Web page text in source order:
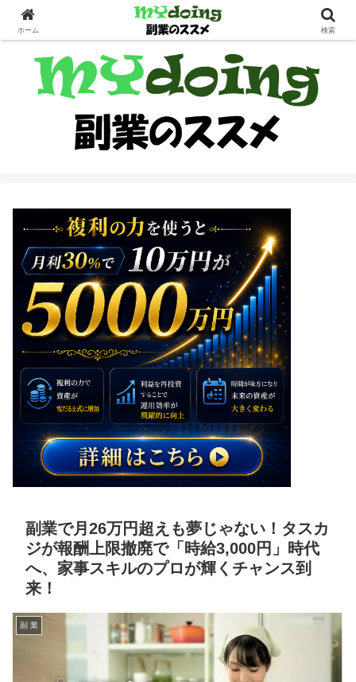
副業界隈
副業で月26万円超えも夢じゃない！タスカ
ジが報酬上限撤廃で「時給3,000円」時代
へ、家事スキルのプロが輝くチャンス到
来！
副 業
ホーム 検索